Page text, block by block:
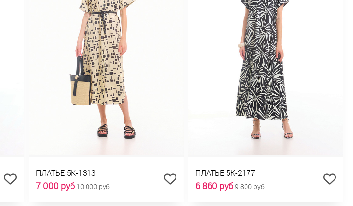
ПЛАТЬЕ 5К-1313
7 000 руб10 000 руб
ПЛАТЬЕ 5К-2177
6 860 руб9 800 руб